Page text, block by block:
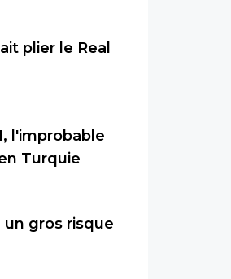
plier le Real
l'improbable
Turquie
un gros risque